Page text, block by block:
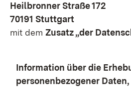
Heilbronner Straße 172
70191 Stuttgart
mit dem Zusatz „der
Information über die
personenbezogener Daten,